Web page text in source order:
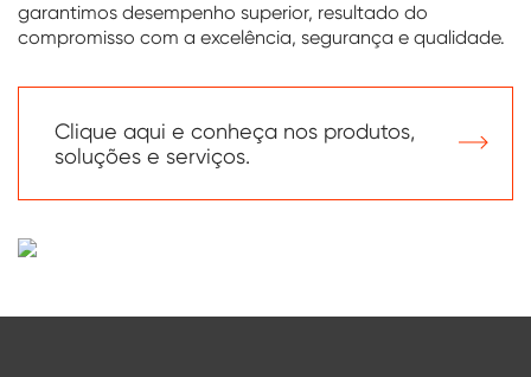
garantimos desempenho superior, resultado do
compromisso com a excelência, segurança e qualidade.
Clique aqui e conheça nos produtos,
soluções e serviços.